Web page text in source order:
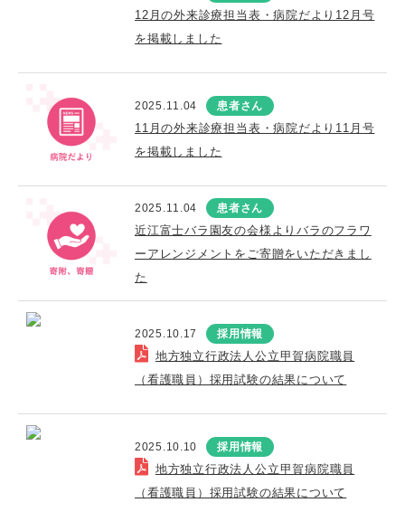
12月の外来診療担当表・病院だより12月号
を掲載しました
2025.11.04 患者さん
11月の外来診療担当表・病院だより11月号
を掲載しました
2025.11.04 患者さん
近江富士バラ園友の会様よりバラのフラワ
ーアレンジメントをご寄贈をいただきまし
た
2025.10.17 採用情報
地方独立行政法人公立甲賀病院職員
（看護職員）採用試験の結果について
2025.10.10 採用情報
地方独立行政法人公立甲賀病院職員
（看護職員）採用試験の結果について